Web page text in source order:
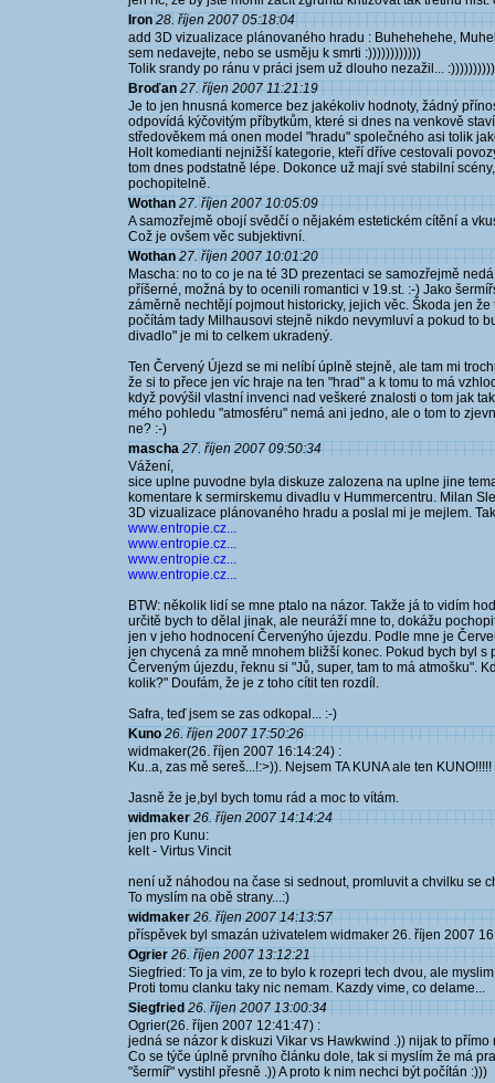
Iron 28. říjen 2007 05:18:04
add 3D vizualizace plánovaného hradu : Buhehehehe,
sem nedavejte, nebo se usměju k smrti :))))))))))))
Tolik srandy po ránu v práci jsem už dlouho nezažil...
Broďan 27. říjen 2007 11:21:19
Je to jen hnusná komerce bez jakékoliv hodnoty, žádný
odpovídá kýčovitým příbytkům, které si dnes na venkově
středověkem má onen model "hradu" společného asi tolik
Holt komedianti nejnižší kategorie, kteří dříve cestovali
tom dnes podstatně lépe. Dokonce už mají své stabilní
pochopitelně.
Wothan 27. říjen 2007 10:05:09
A samozřejmě obojí svědčí o nějakém estetickém cítění a
Což je ovšem věc subjektivní.
Wothan 27. říjen 2007 10:01:20
Mascha: no to co je na té 3D prezentaci se samozřejmě
příšerné, možná by to ocenili romantici v 19.st. :-) Jako
záměrně nechtějí pojmout historicky, jejich věc. Škoda jen
počítám tady Milhausovi stejně nikdo nevymluví a pokud to
divadlo" je mi to celkem ukradený.
Ten Červený Újezd se mi nelíbí úplně stejně, ale tam mi
že si to přece jen víc hraje na ten "hrad" a k tomu to má
když povýšil vlastní invenci nad veškeré znalosti o tom jak
mého pohledu "atmosféru" nemá ani jedno, ale o tom to
ne? :-)
mascha 27. říjen 2007 09:50:34
Vážení,
sice uplne puvodne byla diskuze zalozena na uplne jine
komentare k sermirskemu divadlu v Hummercentru. Milan
3D vizualizace plánovaného hradu a poslal mi je mejlem.
www.entropie.cz...
www.entropie.cz...
www.entropie.cz...
www.entropie.cz...
BTW: několik lidí se mne ptalo na názor. Takže já to vidím
určitě bych to dělal jinak, ale neuráží mne to, dokážu
jen v jeho hodnocení Červenýho újezdu. Podle mne je
jen chycená za mně mnohem bližší konec. Pokud bych byl
Červeným újezdu, řeknu si "Jů, super, tam to má atmošku".
kolik?" Doufám, že je z toho cítit ten rozdíl.
Safra, teď jsem se zas odkopal... :-)
Kuno 26. říjen 2007 17:50:26
widmaker(26. říjen 2007 16:14:24) :
Ku..a, zas mě sereš...!:>)). Nejsem TA KUNA ale ten KUNO!!!!!
Jasně že je,byl bych tomu rád a moc to vítám.
widmaker 26. říjen 2007 14:14:24
jen pro Kunu:
kelt - Virtus Vincit
není už náhodou na čase si sednout, promluvit a chvilku se
To myslím na obě strany...:)
widmaker 26. říjen 2007 14:13:57
příspěvek byl smazán użivatelem widmaker 26. říjen 2007
Ogrier 26. říjen 2007 13:12:21
Siegfried: To ja vim, ze to bylo k rozepri tech dvou, ale
Proti tomu clanku taky nic nemam. Kazdy vime, co delame...
Siegfried 26. říjen 2007 13:00:34
Ogrier(26. říjen 2007 12:41:47) :
jedná se názor k diskuzi Vikar vs Hawkwind .)) nijak to přímo
Co se týče úplně prvního článku dole, tak si myslím že má
"šermíř" vystihl přesně .)) A proto k nim nechci být počítán :)))